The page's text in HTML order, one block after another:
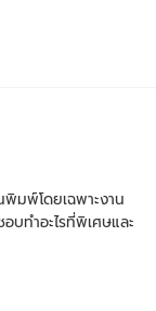
พิมพ์โดยเฉพาะงาน
ทำอะไรที่พิเศษและ